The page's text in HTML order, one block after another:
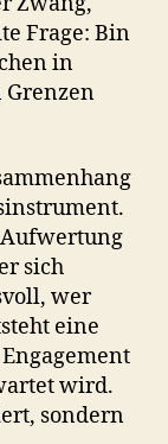
Frage: Bin
in
Grenzen
sich
wer
eine
wird.
sondern